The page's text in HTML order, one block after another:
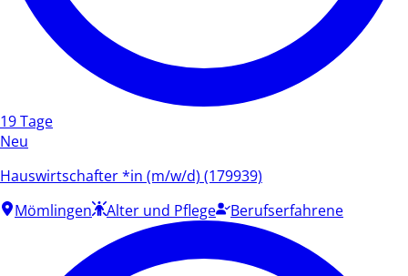
19 Tage
Neu
Hauswirtschafter *in (m/w/d) (179939)
Mömlingen
Alter und Pflege Berufserfahrene